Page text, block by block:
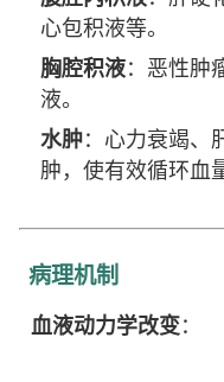
心包积液等。
胸腔积液：恶性肿
液。
水肿：心力衰竭、
肿，使有效循环血
病理机制
血液动力学改变：